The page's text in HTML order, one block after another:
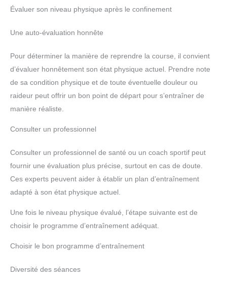
Évaluer son niveau physique après le confinement
Une auto-évaluation honnête
Pour déterminer la manière de reprendre la course, il convient
d’évaluer honnêtement son état physique actuel. Prendre note
de sa condition physique et de toute éventuelle douleur ou
raideur peut offrir un bon point de départ pour s’entraîner de
manière réaliste.
Consulter un professionnel
Consulter un professionnel de santé ou un coach sportif peut
fournir une évaluation plus précise, surtout en cas de doute.
Ces experts peuvent aider à établir un plan d’entraînement
adapté à son état physique actuel.
Une fois le niveau physique évalué, l’étape suivante est de
choisir le programme d’entraînement adéquat.
Choisir le bon programme d’entraînement
Diversité des séances